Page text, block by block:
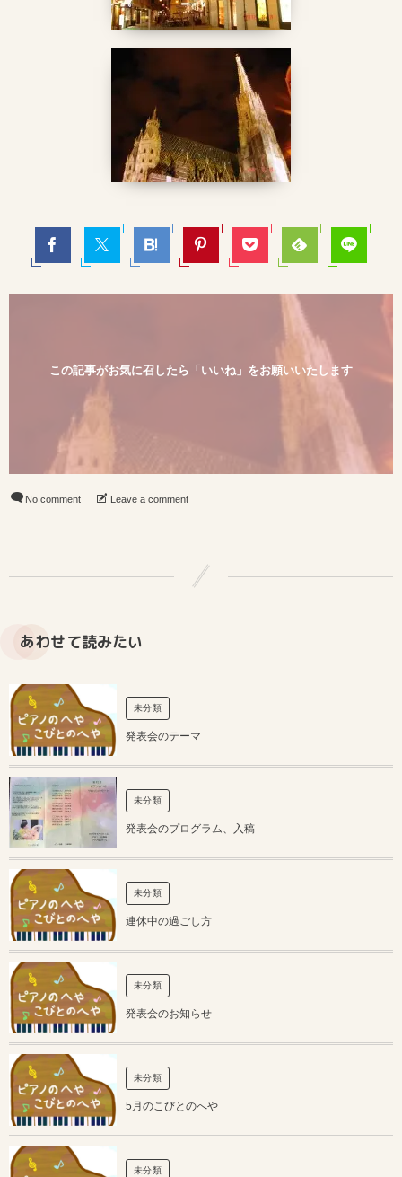
この記事がお気に召したら「いいね」をお願いいたします
No comment Leave a comment
あわせて読みたい
未分類
発表会のテーマ
未分類
発表会のプログラム、入稿
未分類
連休中の過ごし方
未分類
発表会のお知らせ
未分類
5月のこびとのへや
未分類